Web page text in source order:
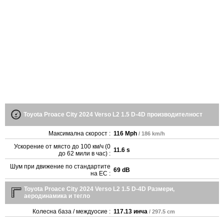
Toyota Proace City 2024 Verso L2 1.5 D-4D производителност
Максимална скорост : 116 Mph / 186 km/h
Ускорение от място до 100 км/ч (0
до 62 мили в час) : 11.6 s
Шум при движение по стандартите
на ЕС : 69 dB
Toyota Proace City 2024 Verso L2 1.5 D-4D Размери,
аеродинамика и тегло
Колесна база / междуосие : 117.13 инча / 297.5 cm